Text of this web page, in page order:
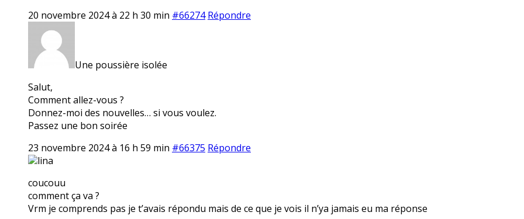
20 novembre 2024 à 22 h 30 min #66274 Répondre
Une poussière isolée
Salut,
Comment allez-vous ?
Donnez-moi des nouvelles… si vous voulez.
Passez une bon soirée
23 novembre 2024 à 16 h 59 min #66375 Répondre
lina
coucouu
comment ça va ?
Vrm je comprends pas je t’avais répondu mais de ce que je vois il n’ya jamais eu ma réponse